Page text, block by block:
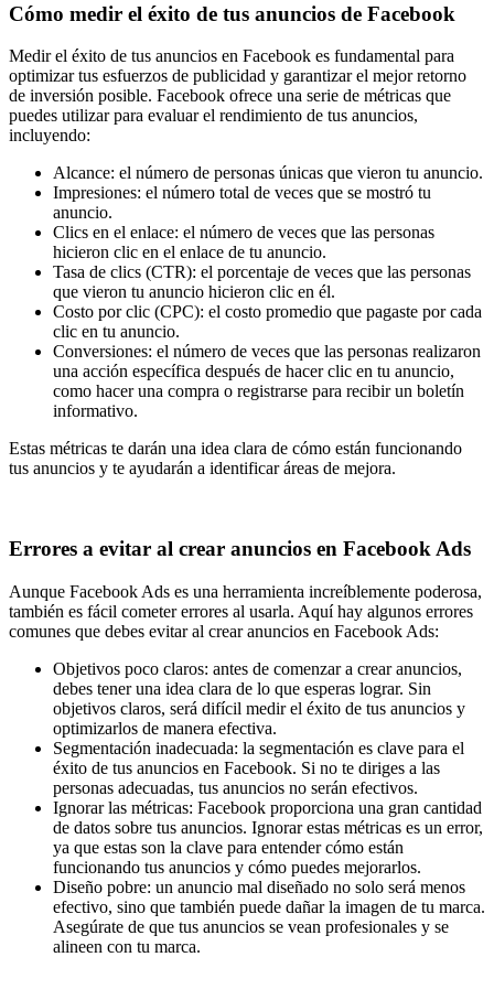
Cómo medir el éxito de tus anuncios de Facebook
Medir el éxito de tus anuncios en Facebook es fundamental para
optimizar tus esfuerzos de publicidad y garantizar el mejor retorno
de inversión posible. Facebook ofrece una serie de métricas que
puedes utilizar para evaluar el rendimiento de tus anuncios,
incluyendo:
Alcance: el número de personas únicas que vieron tu anuncio.
Impresiones: el número total de veces que se mostró tu
anuncio.
Clics en el enlace: el número de veces que las personas
hicieron clic en el enlace de tu anuncio.
Tasa de clics (CTR): el porcentaje de veces que las personas
que vieron tu anuncio hicieron clic en él.
Costo por clic (CPC): el costo promedio que pagaste por cada
clic en tu anuncio.
Conversiones: el número de veces que las personas realizaron
una acción específica después de hacer clic en tu anuncio,
como hacer una compra o registrarse para recibir un boletín
informativo.
Estas métricas te darán una idea clara de cómo están funcionando
tus anuncios y te ayudarán a identificar áreas de mejora.
Errores a evitar al crear anuncios en Facebook Ads
Aunque Facebook Ads es una herramienta increíblemente poderosa,
también es fácil cometer errores al usarla. Aquí hay algunos errores
comunes que debes evitar al crear anuncios en Facebook Ads:
Objetivos poco claros: antes de comenzar a crear anuncios,
debes tener una idea clara de lo que esperas lograr. Sin
objetivos claros, será difícil medir el éxito de tus anuncios y
optimizarlos de manera efectiva.
Segmentación inadecuada: la segmentación es clave para el
éxito de tus anuncios en Facebook. Si no te diriges a las
personas adecuadas, tus anuncios no serán efectivos.
Ignorar las métricas: Facebook proporciona una gran cantidad
de datos sobre tus anuncios. Ignorar estas métricas es un error,
ya que estas son la clave para entender cómo están
funcionando tus anuncios y cómo puedes mejorarlos.
Diseño pobre: un anuncio mal diseñado no solo será menos
efectivo, sino que también puede dañar la imagen de tu marca.
Asegúrate de que tus anuncios se vean profesionales y se
alineen con tu marca.